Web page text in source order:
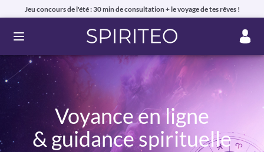
Jeu concours de l'été : 30 min de consultation + le voyage de tes rêves !
Ouvrir le menu
Voyance en ligne
& guidance spirituelle